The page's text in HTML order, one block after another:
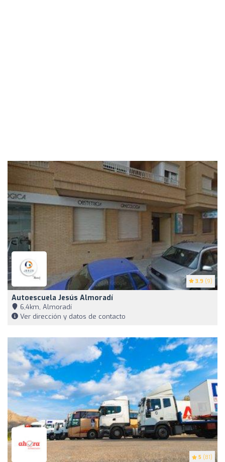
3.9 (9)
Autoescuela Jesús Almoradí
6,4km, Almoradí
Ver dirección y datos de contacto
5 (81)